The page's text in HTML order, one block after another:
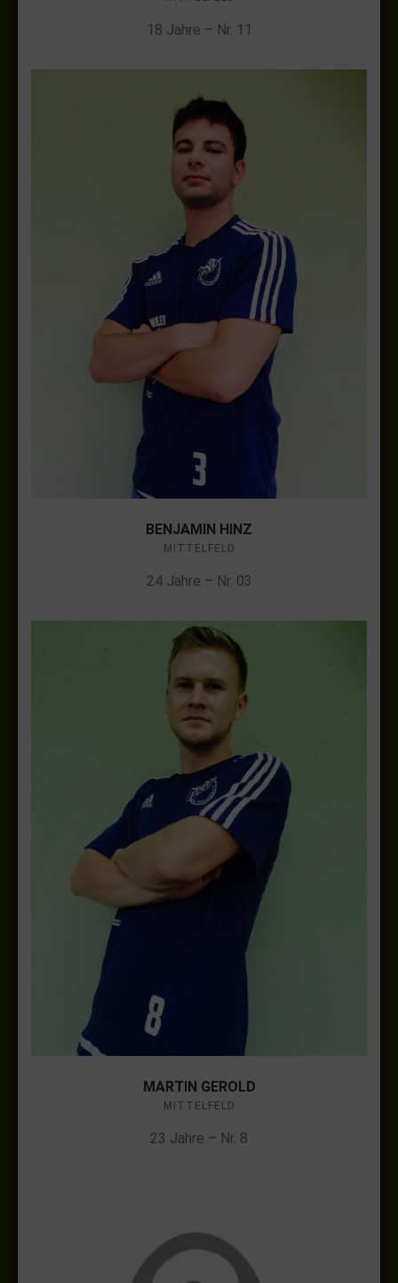
18 Jahre – Nr. 11
BENJAMIN HINZ
MITTELFELD
24 Jahre – Nr. 03
MARTIN GEROLD
MITTELFELD
23 Jahre – Nr. 8